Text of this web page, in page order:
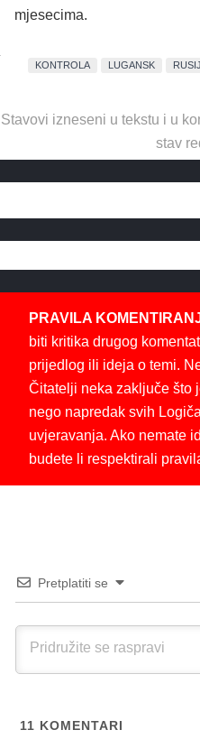
mjesecima.
KONTROLA LUGANSK
Stavovi izneseni u tekstu i u
stav
PRAVILA
biti kritika drugog
prijedlog ili ideja o temi.
Čitatelji neka zaključe što
nego napredak svih
uvjeravanja. Ako nemate
budete li respektirali
Pretplatiti se
11 KOMENTARI